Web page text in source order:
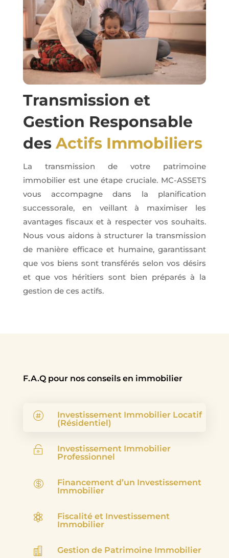
Transmission et
Gestion Responsable
des Actifs Immobiliers
La transmission de votre patrimoine
immobilier est une étape cruciale. MC-ASSETS
vous accompagne dans la planification
successorale, en veillant à maximiser les
avantages fiscaux et à respecter vos souhaits.
Nous vous aidons à structurer la transmission
de manière efficace et humaine, garantissant
que vos biens sont transférés selon vos désirs
et que vos héritiers sont bien préparés à la
gestion de ces actifs.
F.A.Q pour nos conseils en immobilier

Investissement Immobilier Locatif
(Résidentiel)

Investissement Immobilier
Professionnel

Financement d’un Investissement
Immobilier

Fiscalité et Investissement
Immobilier
 Gestion de Patrimoine Immobilier